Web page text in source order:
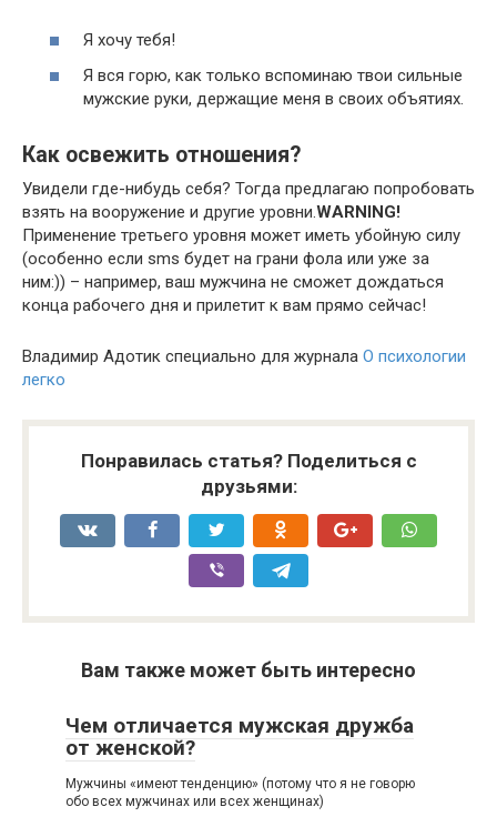
Я хочу тебя!
Я вся горю, как только вспоминаю твои сильные
мужские руки, держащие меня в своих объятиях.
Как освежить отношения?
Увидели где-нибудь себя? Тогда предлагаю попробовать
взять на вооружение и другие уровни. WARNING!
Применение третьего уровня может иметь убойную силу
(особенно если sms будет на грани фола или уже за
ним:)) – например, ваш мужчина не сможет дождаться
конца рабочего дня и прилетит к вам прямо сейчас!
Владимир Адотик специально для журнала О психологии
легко
Понравилась статья? Поделиться с
друзьями:
Вам также может быть интересно
Чем отличается мужская дружба
от женской?
Мужчины «имеют тенденцию» (потому что я не говорю
обо всех мужчинах или всех женщинах)